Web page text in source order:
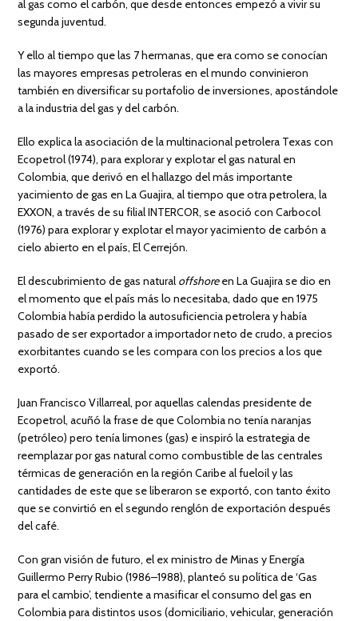
al gas como el carbón, que desde entonces empezó a vivir su
segunda juventud.
Y ello al tiempo que las 7 hermanas, que era como se conocían
las mayores empresas petroleras en el mundo convinieron
también en diversificar su portafolio de inversiones, apostándole
a la industria del gas y del carbón.
Ello explica la asociación de la multinacional petrolera Texas con
Ecopetrol (1974), para explorar y explotar el gas natural en
Colombia, que derivó en el hallazgo del más importante
yacimiento de gas en La Guajira, al tiempo que otra petrolera, la
EXXON, a través de su filial INTERCOR, se asoció con Carbocol
(1976) para explorar y explotar el mayor yacimiento de carbón a
cielo abierto en el país, El Cerrejón.
El descubrimiento de gas natural offshoreen La Guajira se dio en
el momento que el país más lo necesitaba, dado que en 1975
Colombia había perdido la autosuficiencia petrolera y había
pasado de ser exportador a importador neto de crudo, a precios
exorbitantes cuando se les compara con los precios a los que
exportó.
Juan Francisco Villarreal, por aquellas calendas presidente de
Ecopetrol, acuñó la frase de que Colombia no tenía naranjas
(petróleo) pero tenía limones (gas) e inspiró la estrategia de
reemplazar por gas natural como combustible de las centrales
térmicas de generación en la región Caribe al fueloil y las
cantidades de este que se liberaron se exportó, con tanto éxito
que se convirtió en el segundo renglón de exportación después
del café.
Con gran visión de futuro, el ex ministro de Minas y Energía
Guillermo Perry Rubio (1986–1988), planteó su política de ‘Gas
para el cambio’, tendiente a masificar el consumo del gas en
Colombia para distintos usos (domiciliario, vehicular, generación